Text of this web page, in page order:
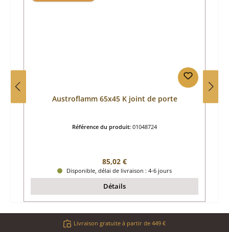
Austroflamm 65x45 K joint de porte
Référence du produit: 01048724
Prix régulier :
85,02 €
Disponible, délai de livraison : 4-6 jours
Détails
Livraison gratuite à partir de 449 €